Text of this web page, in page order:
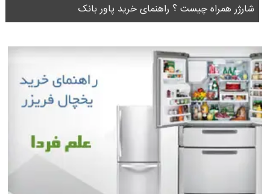
شارژر همراه چیست ؟ راهنمای خرید پاور بانک